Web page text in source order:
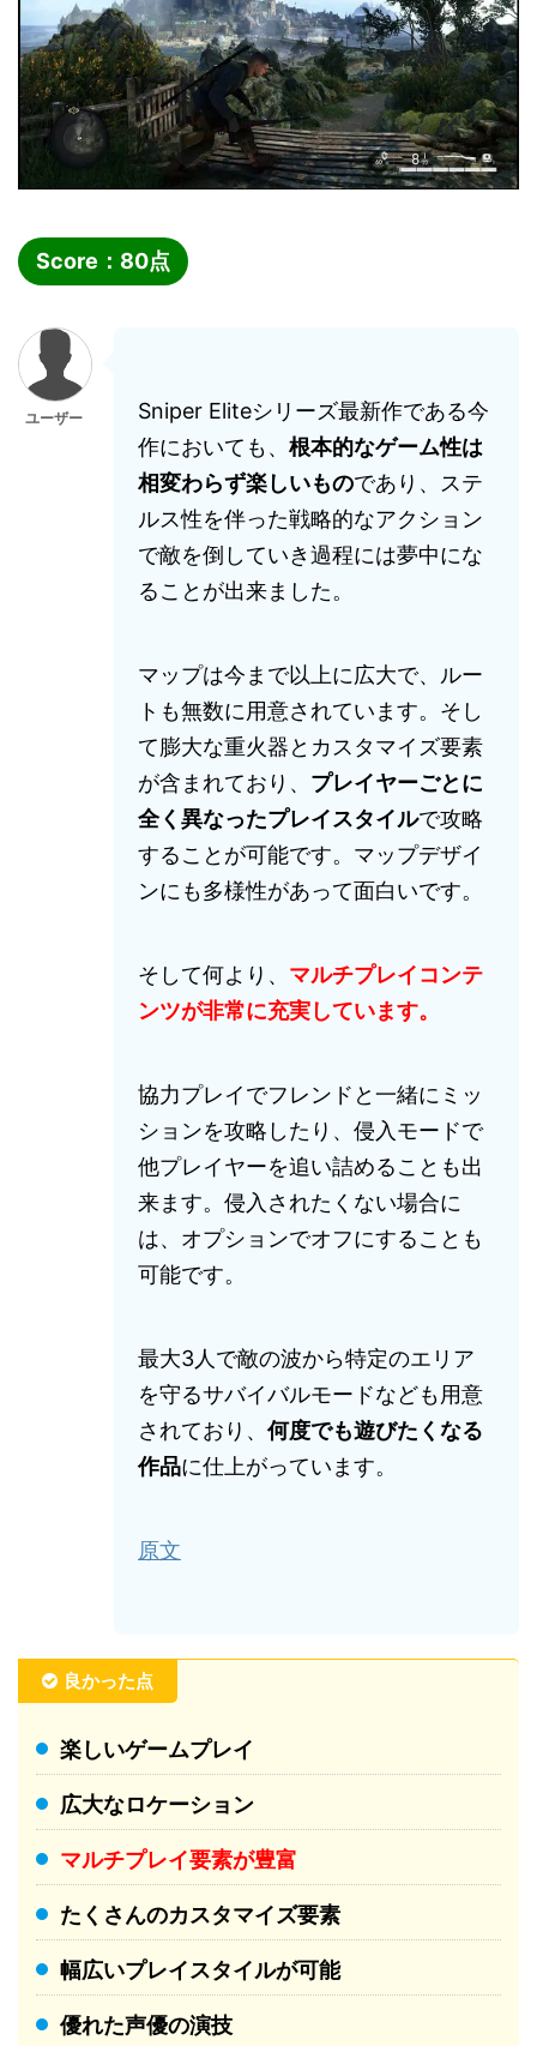
Score： 80点
ユーザー
Sniper Eliteシリーズ最新作である今
作においても、 根本的なゲーム性は
相変わらず楽しいものであり、ステ
ルス性を伴った戦略的なアクション
で敵を倒していき過程には夢中にな
ることが出来ました。
マップは今まで以上に広大で、ルー
トも無数に用意されています。そし
て膨大な重火器とカスタマイズ要素
が含まれており、 プレイヤーごとに
全く異なったプレイスタイルで攻略
することが可能です。マップデザイ
ンにも多様性があって面白いです。
そして何より、 マルチプレイコンテ
ンツが非常に充実しています。
協力プレイでフレンドと一緒にミッ
ションを攻略したり、侵入モードで
他プレイヤーを追い詰めることも出
来ます。侵入されたくない場合に
は、オプションでオフにすることも
可能です。
最大3人で敵の波から特定のエリア
を守るサバイバルモードなども用意
されており、 何度でも遊びたくなる
作品に仕上がっています。
原文
良かった点
楽しいゲームプレイ
広大なロケーション
マルチプレイ要素が豊富
たくさんのカスタマイズ要素
幅広いプレイスタイルが可能
優れた声優の演技